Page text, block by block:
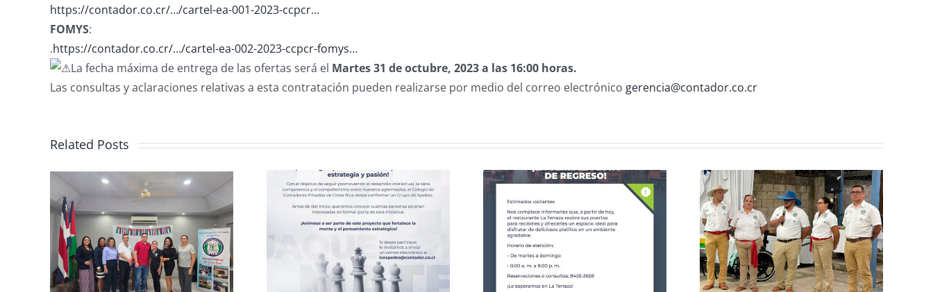
https://contador.co.cr/…/cartel-ea-001-2023-ccpcr…
FOMYS:
.https://contador.co.cr/…/cartel-ea-002-2023-ccpcr-fomys…
La fecha máxima de entrega de las ofertas será el Martes 31 de octubre, 2023 a las 16:00 horas.
Las consultas y aclaraciones relativas a esta contratación pueden realizarse por medio del correo electrónico gerencia@contador.co.cr
Related Posts
Club de Ajedrez CCPCR Informa
Celebración de la
25 de Julio
CCPCR Informa